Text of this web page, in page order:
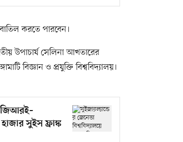
করতে পারবেন।
উপাচার্য সেলিনা আখতারের
বিজ্ঞান ও প্রযুক্তি বিশ্ববিদ্যালয়।
জিআরই–
সুইস ফ্রাঙ্ক